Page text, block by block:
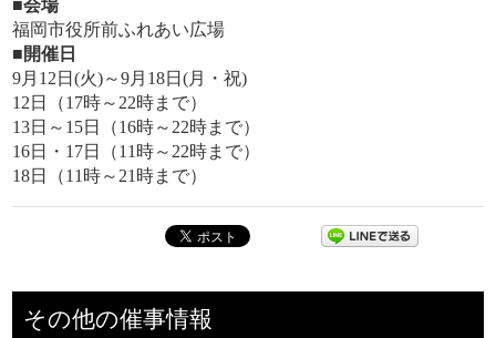
■会場
福岡市役所前ふれあい広場
■開催日
9月12日(火)～9月18日(月・祝)
12日（17時～22時まで）
13日～15日（16時～22時まで）
16日・17日（11時～22時まで）
18日（11時～21時まで）
その他の催事情報